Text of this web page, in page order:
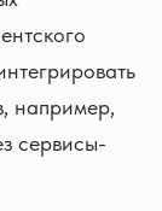
например,
сервисы-